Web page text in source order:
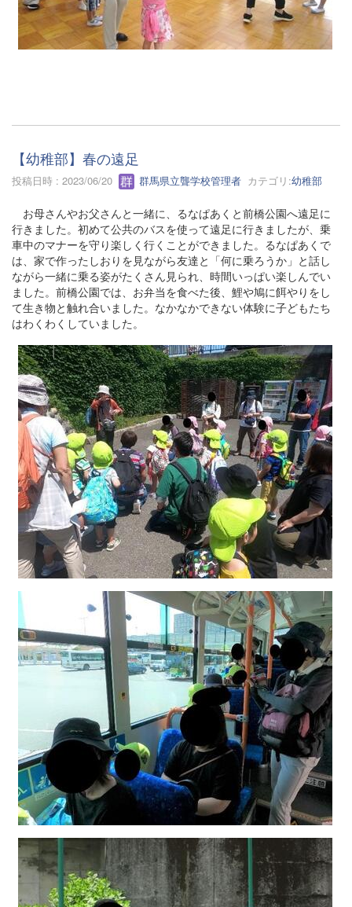
【幼稚部】春の遠足
投稿日時 : 2023/06/20 群馬県立聾学校管理者 カテゴリ:幼稚部
お母さんやお父さんと一緒に、るなぱあくと前橋公園へ遠足に
行きました。初めて公共のバスを使って遠足に行きましたが、乗
車中のマナーを守り楽しく行くことができました。るなぱあくで
は、家で作ったしおりを見ながら友達と「何に乗ろうか」と話し
ながら一緒に乗る姿がたくさん見られ、時間いっぱい楽しんでい
ました。前橋公園では、お弁当を食べた後、鯉や鳩に餌やりをし
て生き物と触れ合いました。なかなかできない体験に子どもたち
はわくわくしていました。